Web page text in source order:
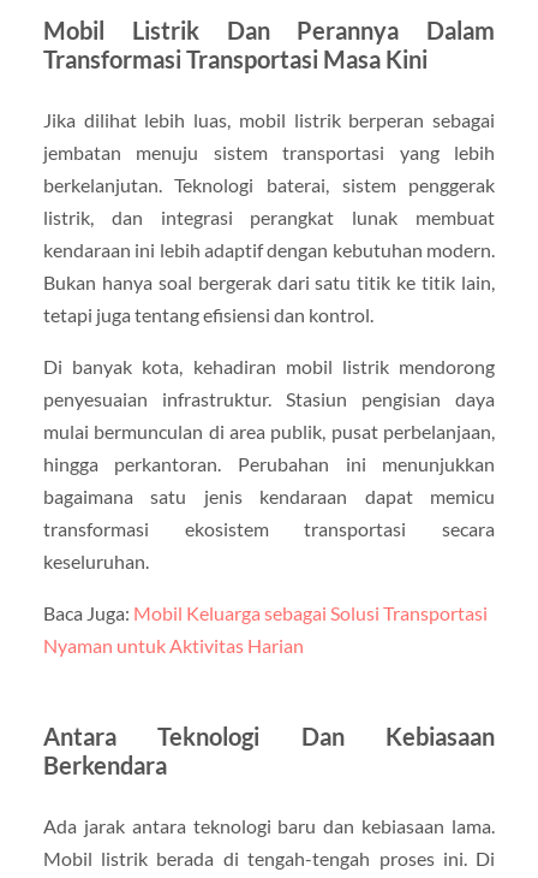
Mobil Listrik Dan Perannya Dalam
Transformasi Transportasi Masa Kini
Jika dilihat lebih luas, mobil listrik berperan sebagai
jembatan menuju sistem transportasi yang lebih
berkelanjutan. Teknologi baterai, sistem penggerak
listrik, dan integrasi perangkat lunak membuat
kendaraan ini lebih adaptif dengan kebutuhan modern.
Bukan hanya soal bergerak dari satu titik ke titik lain,
tetapi juga tentang efisiensi dan kontrol.
Di banyak kota, kehadiran mobil listrik mendorong
penyesuaian infrastruktur. Stasiun pengisian daya
mulai bermunculan di area publik, pusat perbelanjaan,
hingga perkantoran. Perubahan ini menunjukkan
bagaimana satu jenis kendaraan dapat memicu
transformasi ekosistem transportasi secara
keseluruhan.
Baca Juga: Mobil Keluarga sebagai Solusi Transportasi
Nyaman untuk Aktivitas Harian
Antara Teknologi Dan Kebiasaan
Berkendara
Ada jarak antara teknologi baru dan kebiasaan lama.
Mobil listrik berada di tengah-tengah proses ini. Di